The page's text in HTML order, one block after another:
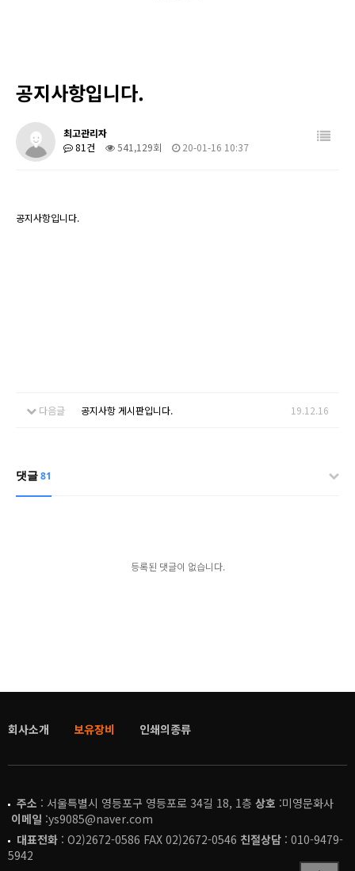
공지사항입니다.
최고관리자
81건
541,129회 20-01-16 10:37
공지사항입니다.
다음글 공지사항 게시판입니다. 19.12.16
댓글81
등록된 댓글이 없습니다.
회사소개 보유장비 인쇄의종류
주소 : 서울특별시 영등포구 영등포로 34길 18, 1층 상호 :미영문화사
이메일 :ys9085@naver.com
대표전화 : O2)2672-0586 FAX 02)2672-0546 친절상담 : 010-9479-
5942